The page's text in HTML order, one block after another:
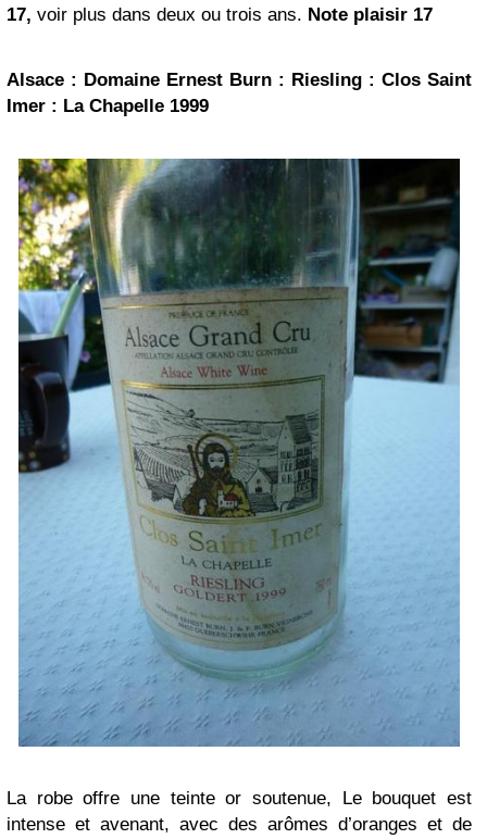
17, voir plus dans deux ou trois ans. Note plaisir 17
Alsace : Domaine Ernest Burn : Riesling : Clos Saint
Imer : La Chapelle 1999
La robe offre une teinte or soutenue, Le bouquet est
intense et avenant, avec des arômes d’oranges et de